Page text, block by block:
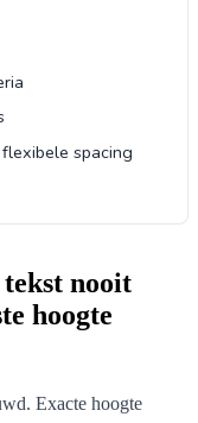
spacing
nooit
hoogte
Exacte hoogte